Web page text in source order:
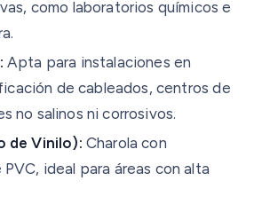
como laboratorios químicos e
Apta para instalaciones en
de cableados, centros de
no salinos ni corrosivos.
de Vinilo): Charola con
ideal para áreas con alta